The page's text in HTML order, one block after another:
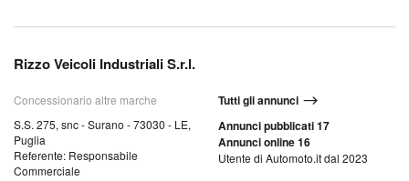
Rizzo Veicoli Industriali S.r.l.
Concessionario altre marche
S.S. 275, snc - Surano - 73030 - LE,
Puglia
Referente: Responsabile
Commerciale
Tutti gli annunci
Annunci pubblicati 17
Annunci online 16
Utente di Automoto.it dal 2023